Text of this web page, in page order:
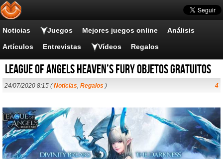
Noticias Juegos Mejores juegos online Análisis
Artículos Entrevistas Vídeos Regalos
League of Angels Heaven’s Fury objetos gratuitos
24/07/2020 8:15 (Noticias, Regalos ) 4